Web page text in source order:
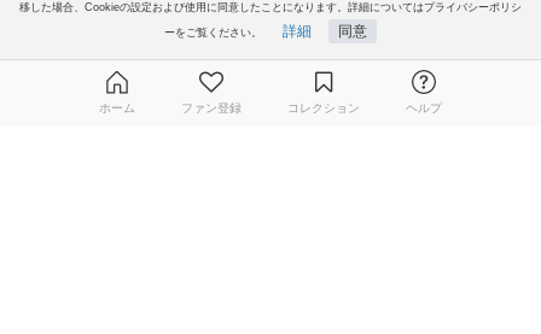
移した場合、Cookieの設定および使用に同意したことになります。詳細についてはプライバシーポリシ
ーをご覧ください。 詳細 同意
グループサイト
ご意見・ご要望
ホーム ファン登録 コレクション ヘルプ